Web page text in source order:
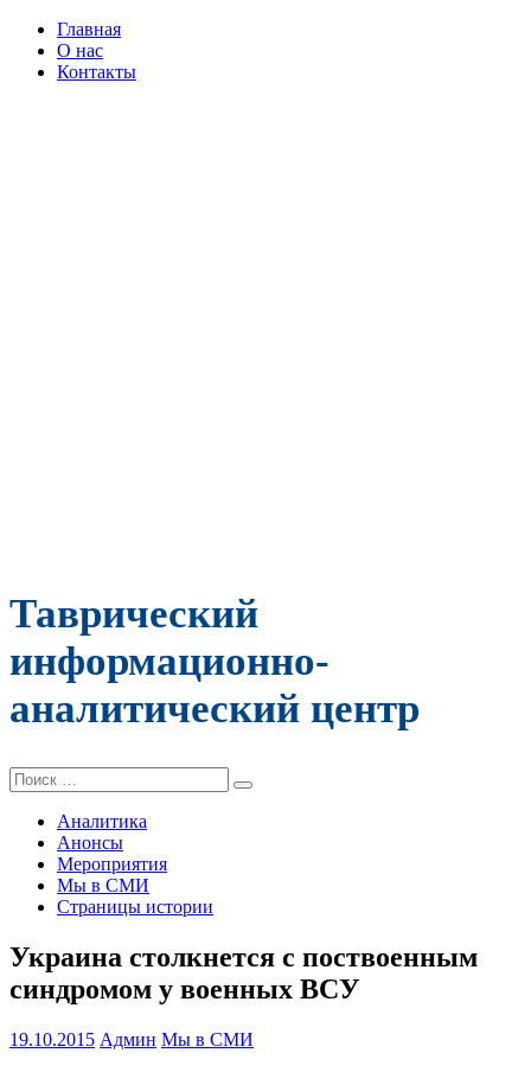
Главная
О нас
Контакты
Таврический
информационно-
аналитический центр
Поиск:
Аналитика
Анонсы
Мероприятия
Мы в СМИ
Страницы истории
Украина столкнется с поствоенным
синдромом у военных ВСУ
19.10.2015 Админ Мы в СМИ